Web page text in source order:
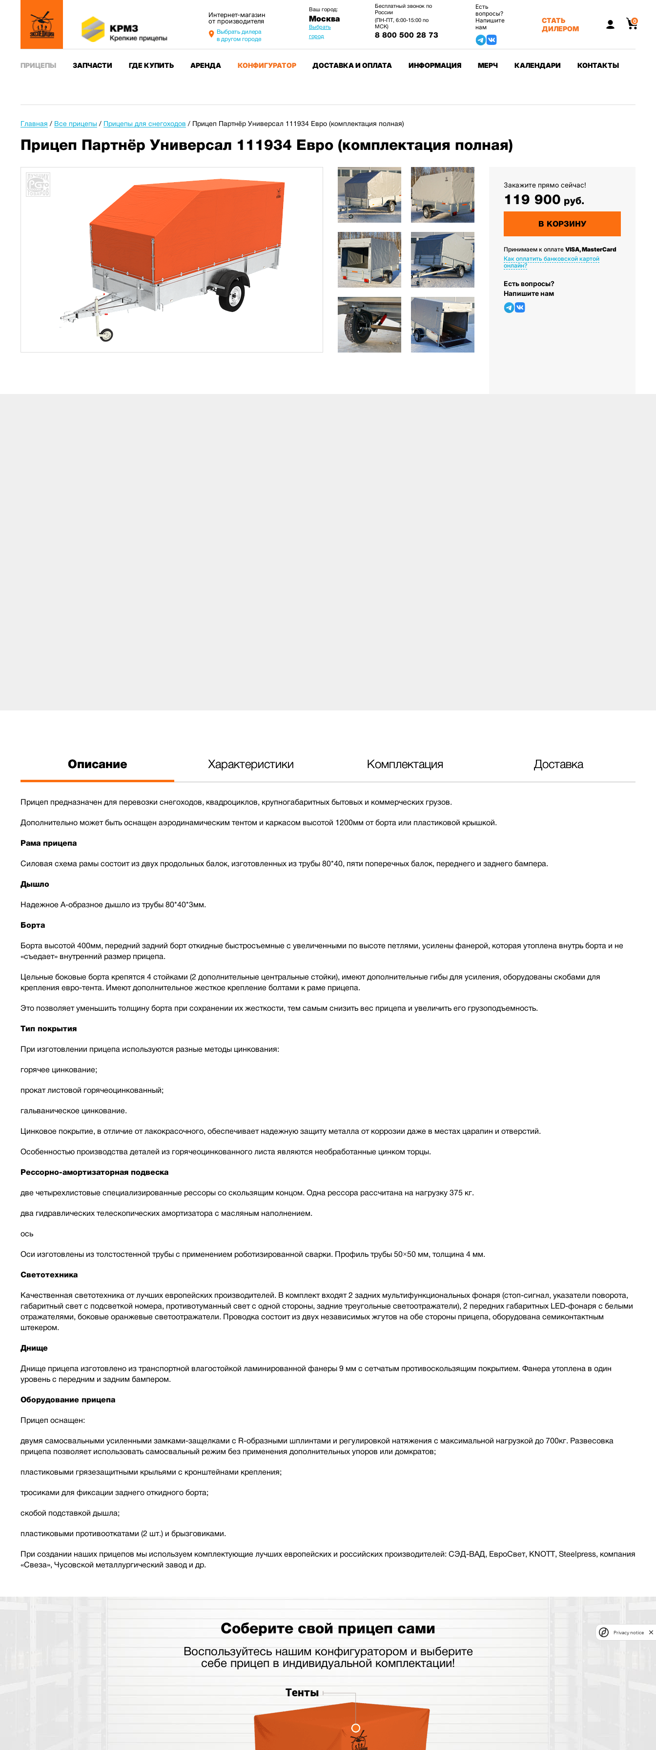
Интернет-магазин
от производителя
Выбрать дилера
в другом городе
Ваш город:
Москва
Выбрать
город
Бесплатный звонок по
России
(ПН-ПТ, 6:00-15:00 по
МСК)
8 800 500 28 73
Есть
вопросы?
Напишите
нам
СТАТЬ
ДИЛЕРОМ
0
ПРИЦЕПЫ ЗАПЧАСТИ ГДЕ КУПИТЬ АРЕНДА КОНФИГУРАТОР ДОСТАВКА И ОПЛАТА ИНФОРМАЦИЯ МЕРЧ КАЛЕНДАРИ КОНТАКТЫ
Главная / Все прицепы / Прицепы для снегоходов / Прицеп Партнёр Универсал 111934 Евро (комплектация полная)
Прицеп Партнёр Универсал 111934 Евро (комплектация полная)
Закажите прямо сейчас!
119 900 руб.
В КОРЗИНУ
Принимаем к оплате VISA, MasterCard
Как оплатить банковской картой
онлайн?
Есть вопросы?
Напишите нам
Описание Характеристики Комплектация Доставка
Прицеп предназначен для перевозки снегоходов, квадроциклов, крупногабаритных бытовых и коммерческих грузов.
Дополнительно может быть оснащен аэродинамическим тентом и каркасом высотой 1200мм от борта или пластиковой крышкой.
Рама прицепа
Силовая схема рамы состоит из двух продольных балок, изготовленных из трубы 80*40, пяти поперечных балок, переднего и заднего бампера.
Дышло
Надежное А-образное дышло из трубы 80*40*3мм.
Борта
Борта высотой 400мм, передний задний борт откидные быстросъемные с увеличенными по высоте петлями, усилены фанерой, которая утоплена внутрь борта и не
«съедает» внутренний размер прицепа.
Цельные боковые борта крепятся 4 стойками (2 дополнительные центральные стойки), имеют дополнительные гибы для усиления, оборудованы скобами для
крепления евро-тента. Имеют дополнительное жесткое крепление болтами к раме прицепа.
Это позволяет уменьшить толщину борта при сохранении их жесткости, тем самым снизить вес прицепа и увеличить его грузоподъемность.
Тип покрытия
При изготовлении прицепа используются разные методы цинкования:
горячее цинкование;
прокат листовой горячеоцинкованный;
гальваническое цинкование.
Цинковое покрытие, в отличие от лакокрасочного, обеспечивает надежную защиту металла от коррозии даже в местах царапин и отверстий.
Особенностью производства деталей из горячеоцинкованного листа являются необработанные цинком торцы.
Рессорно-амортизаторная подвеска
две четырехлистовые специализированные рессоры со скользящим концом. Одна рессора рассчитана на нагрузку 375 кг.
два гидравлических телескопических амортизатора с масляным наполнением.
ось
Оси изготовлены из толстостенной трубы с применением роботизированной сварки. Профиль трубы 50×50 мм, толщина 4 мм.
Светотехника
Качественная светотехника от лучших европейских производителей. В комплект входят 2 задних мультифункциональных фонаря (стоп-сигнал, указатели поворота,
габаритный свет с подсветкой номера, противотуманный свет с одной стороны, задние треугольные светоотражатели), 2 передних габаритных LED-фонаря с белыми
отражателями, боковые оранжевые светоотражатели. Проводка состоит из двух независимых жгутов на обе стороны прицепа, оборудована семиконтактным
штекером.
Днище
Днище прицепа изготовлено из транспортной влагостойкой ламинированной фанеры 9 мм с сетчатым противоскользящим покрытием. Фанера утоплена в один
уровень с передним и задним бампером.
Оборудование прицепа
Прицеп оснащен:
двумя самосвальными усиленными замками-защелками с R-образными шплинтами и регулировкой натяжения с максимальной нагрузкой до 700кг. Развесовка
прицепа позволяет использовать самосвальный режим без применения дополнительных упоров или домкратов;
пластиковыми грязезащитными крыльями с кронштейнами крепления;
тросиками для фиксации заднего откидного борта;
скобой подставкой дышла;
пластиковыми противооткатами (2 шт.) и брызговиками.
При создании наших прицепов мы используем комплектующие лучших европейских и российских производителей: СЭД-ВАД, ЕвроСвет, KNOTT, Steelpress, компания
«Свеза», Чусовской металлургический завод и др.
Соберите свой прицеп сами
Воспользуйтесь нашим конфигуратором и выберите
себе прицеп в индивидуальной комплектации!
Privacy notice